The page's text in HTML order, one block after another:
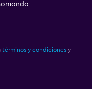
términos y condiciones y